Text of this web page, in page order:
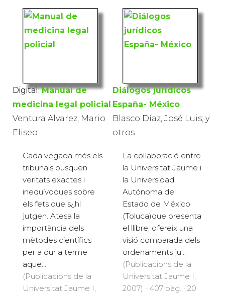
Digital: Manual de
medicina legal policial
Ventura Alvarez, Mario
Eliseo
Cada vegada més els
tribunals busquen
veritats exactes i
inequívoques sobre
els fets que s¿hi
jutgen. Atesa la
importància dels
mètodes científics
per a dur a terme
aque...
(Publicacions de la
Universitat Jaume I,
Diálogos jurídicos
España- México
Blasco Díaz, José Luis; y
otros
La col·laboració entre
la Universitat Jaume i
la Universidad
Autónoma del
Estado de México
(Toluca)que presenta
el llibre, ofereix una
visió comparada dels
ordenaments ju...
(Publicacions de la
Universitat Jaume I,
2007) · 407 pàg. · 20